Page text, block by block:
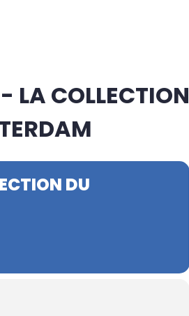
LA COLLECTION
DU